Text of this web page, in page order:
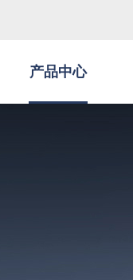
产品中心